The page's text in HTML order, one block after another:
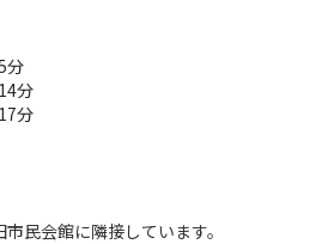
分
分
分
民会館に隣接しています。